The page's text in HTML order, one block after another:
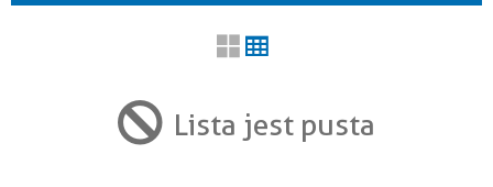
Trwające w zakresie
filtr
Lista jest pusta